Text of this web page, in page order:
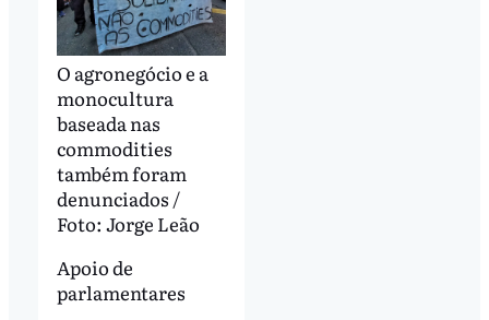
O agronegócio e a
monocultura
baseada nas
commodities
também foram
denunciados /
Foto: Jorge Leão
Apoio de
parlamentares